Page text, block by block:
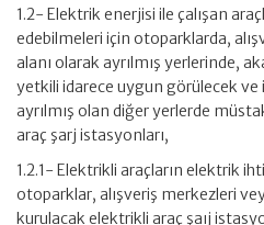
1.2- Elektrik enerjisi ile çalışan
edebilmeleri için otoparklarda,
alanı olarak ayrılmış yerlerinde,
yetkili idarece uygun görülecek ve
ayrılmış olan diğer yerlerde
araç şarj istasyonları,
1.2.1- Elektrikli araçların elektrik
otoparklar, alışveriş merkezleri
kurulacak elektrikli araç şaıj